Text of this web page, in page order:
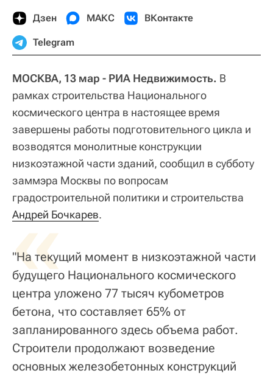
Дзен МАКС ВКонтакте
Telegram
МОСКВА, 13 мар - РИА Недвижимость. В
рамках строительства Национального
космического центра в настоящее время
завершены работы подготовительного цикла и
возводятся монолитные конструкции
низкоэтажной части зданий, сообщил в субботу
заммэра Москвы по вопросам
градостроительной политики и строительства
Андрей Бочкарев.
«
"На текущий момент в низкоэтажной части
будущего Национального космического
центра уложено 77 тысяч кубометров
бетона, что составляет 65% от
запланированного здесь объема работ.
Строители продолжают возведение
основных железобетонных конструкций